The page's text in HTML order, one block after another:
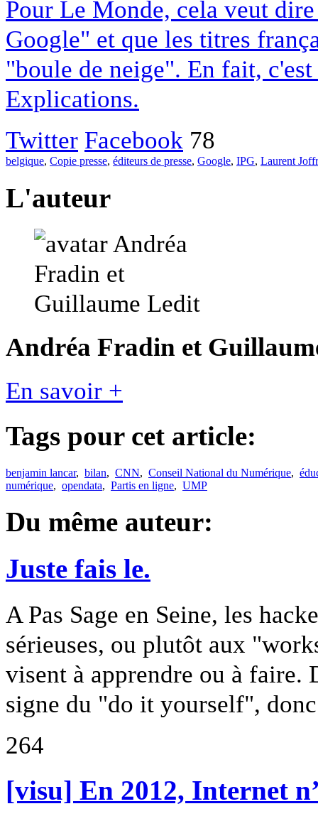
Pour Le Monde, cela veut
Google" et que les titres
"boule de neige". En fait,
Explications.
Twitter Facebook 78
belgique, Copie presse, éditeurs de presse, Google, IPG, Laurent
L'auteur
Andréa Fradin et
En savoir +
Tags pour cet article:
benjamin lancar, bilan, CNN, Conseil National du Numérique,
numérique, opendata, Partis en ligne, UMP
Du même auteur:
Juste fais le.
A Pas Sage en Seine, les
sérieuses, ou plutôt aux
visent à apprendre ou à faire.
signe du "do it yourself",
264
[visu] En 2012, Internet